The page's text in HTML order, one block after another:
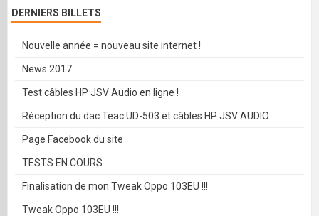
DERNIERS BILLETS
Nouvelle année = nouveau site internet !
News 2017
Test câbles HP JSV Audio en ligne !
Réception du dac Teac UD-503 et câbles HP JSV AUDIO
Page Facebook du site
TESTS EN COURS
Finalisation de mon Tweak Oppo 103EU !!!
Tweak Oppo 103EU !!!